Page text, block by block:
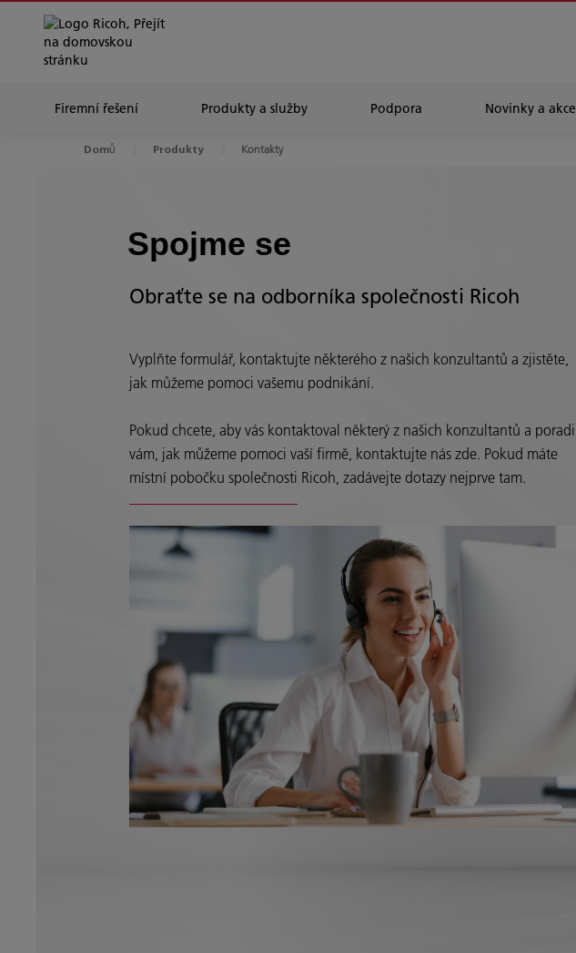
Firemní řešení Produkty a služby Podpora Novinky a akce
Domů Produkty Kontakty
Spojme se
Obraťte se na odborníka společnosti Ricoh
Vyplňte formulář, kontaktujte některého z našich konzultantů a zjistěte,
jak můžeme pomoci vašemu podnikání.
Pokud chcete, aby vás kontaktoval některý z našich konzultantů a poradil
vám, jak můžeme pomoci vaší firmě, kontaktujte nás zde. Pokud máte
místní pobočku společnosti Ricoh, zadávejte dotazy nejprve tam.